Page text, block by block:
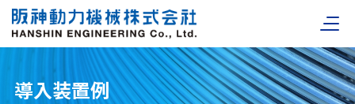
導入装置例